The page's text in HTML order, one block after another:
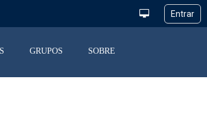
GRUPOS SOBRE